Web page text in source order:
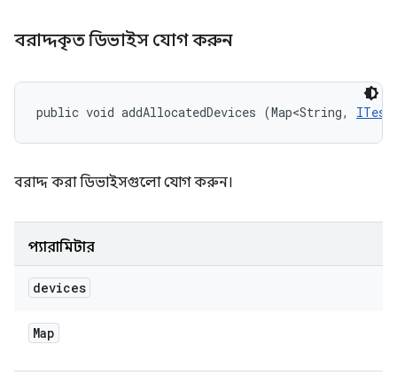
বরাদ্দকৃত ডিভাইস যোগ করুন
public void addAllocatedDevices (Map<String,
বরাদ্দ করা ডিভাইসগুলো যোগ করুন।
প্যারামিটার
devices
Map